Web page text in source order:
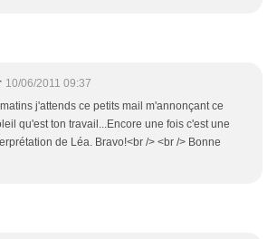
10/06/2011 09:37
j'attends ce petits mail m'annonçant ce
qu'est ton travail...Encore une fois c'est une
de Léa. Bravo!<br /> <br /> Bonne